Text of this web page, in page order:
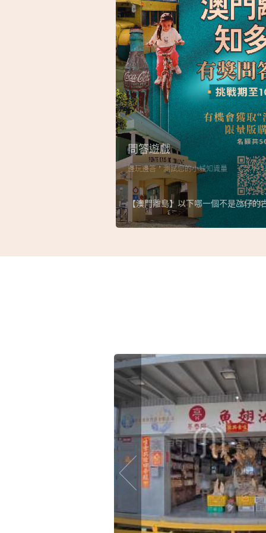
問答遊戲
邊玩邊答，測試您的小城知識量
【澳門離島】以下哪一個不是氹仔的